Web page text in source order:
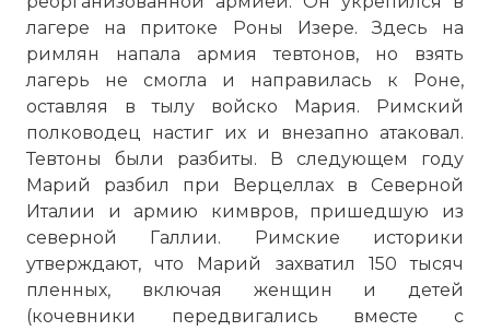
лагере на притоке Роны Изере. Здесь на
римлян напала армия тевтонов, но взять
лагерь не смогла и направилась к Роне,
оставляя в тылу войско Мария. Римский
полководец настиг их и внезапно атаковал.
Тевтоны были разбиты. В следующем году
Марий разбил при Верцеллах в Северной
Италии и армию кимвров, пришедшую из
северной Галлии. Римские историки
утверждают, что Марий захватил 150 тысяч
пленных, включая женщин и детей
(кочевники передвигались вместе с